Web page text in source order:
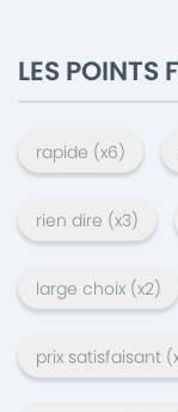
LES POINTS
rapide (x6)
rien dire (x3)
large choix (x2)
prix satisfaisant